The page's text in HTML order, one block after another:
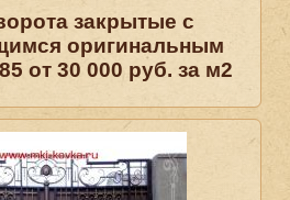
закрытые с
оригинальным
от 30 000 руб. за м2